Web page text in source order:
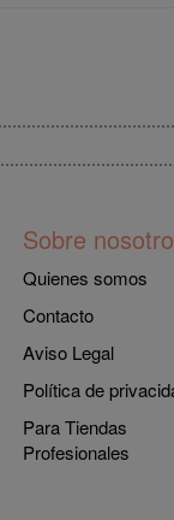
Sobre
Quienes somos
Contacto
Aviso Legal
Política de
Para Tiendas
Profesionales